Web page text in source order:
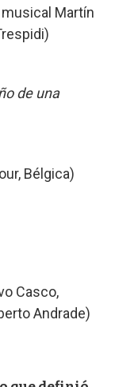
Martín
de una
Bélgica)
Casco,
Andrade)